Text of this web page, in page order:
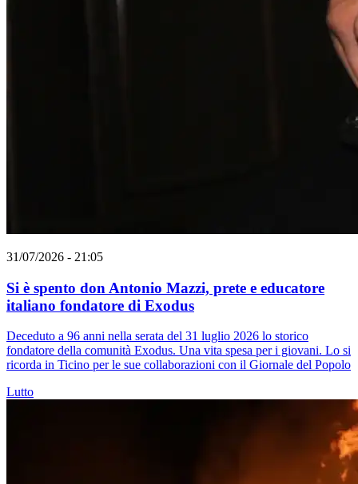
31/07/2026 - 21:05
Si è spento don Antonio Mazzi, prete e educatore
italiano fondatore di Exodus
Deceduto a 96 anni nella serata del 31 luglio 2026 lo storico
fondatore della comunità Exodus. Una vita spesa per i giovani. Lo si
ricorda in Ticino per le sue collaborazioni con il Giornale del Popolo
Lutto